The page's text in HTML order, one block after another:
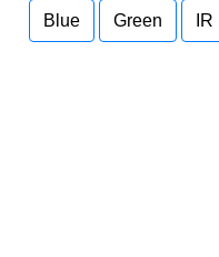
Blue Green IR